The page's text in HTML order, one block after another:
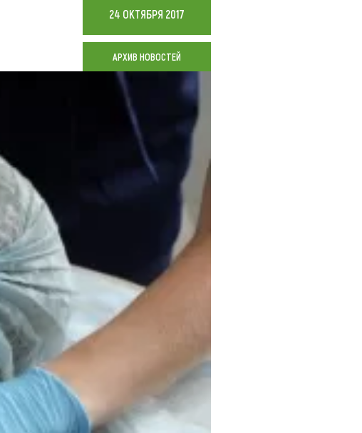
Алтай
Коллекция впечатлений
Блог путешественника
Видеогалерея
Фотогалерея
24 ОКТЯБРЯ 2017
АРХИВ НОВОСТЕЙ